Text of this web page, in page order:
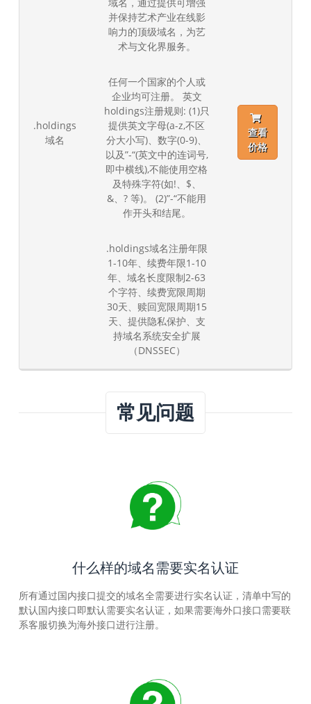
.holdings
域名
并保持艺术产业在线影
响力的顶级域名，为艺
术与文化界服务。
任何一个国家的个人或
企业均可注册。 英文
holdings注册规则: (1)只
提供英文字母(a-z,不区
分大小写)、数字(0-9)、
以及”-“(英文中的连词号,
即中横线),不能使用空格
及特殊字符(如!、$、
&、? 等)。 (2)”-“不能用
作开头和结尾。
.holdings域名注册年限
1-10年、续费年限1-10
年、域名长度限制2-63
个字符、续费宽限周期
30天、赎回宽限周期15
天、提供隐私保护、支
持域名系统安全扩展
（DNSSEC）
查看
价格
常见问题
什么样的域名需要实名认证
所有通过国内接口提交的域名全需要进行实名认证，清单中写的
默认国内接口即默认需要实名认证，如果需要海外口接口需要联
系客服切换为海外接口进行注册。